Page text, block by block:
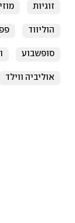
זוגיות
הוליווד
סופשבוע
אוליביה ווילד